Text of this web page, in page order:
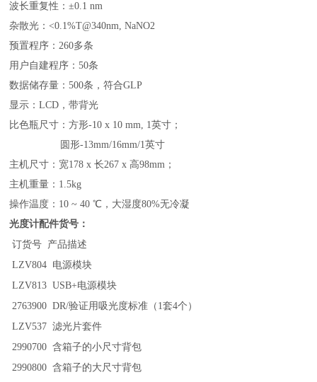
波长重复性：±0.1 nm
杂散光：<0.1%T@340nm, NaNO2
预置程序：260多条
用户自建程序：50条
数据储存量：500条，符合GLP
显示：LCD，带背光
比色瓶尺寸：方形-10 x 10 mm, 1英寸；
圆形-13mm/16mm/1英寸
主机尺寸：宽178 x 长267 x 高98mm；
主机重量：1.5kg
操作温度：10 ~ 40 ℃，大湿度80%无冷凝
光度计配件货号：
订货号 产品描述
LZV804 电源模块
LZV813 USB+电源模块
2763900 DR/验证用吸光度标准（1套4个）
LZV537 滤光片套件
2990700 含箱子的小尺寸背包
2990800 含箱子的大尺寸背包